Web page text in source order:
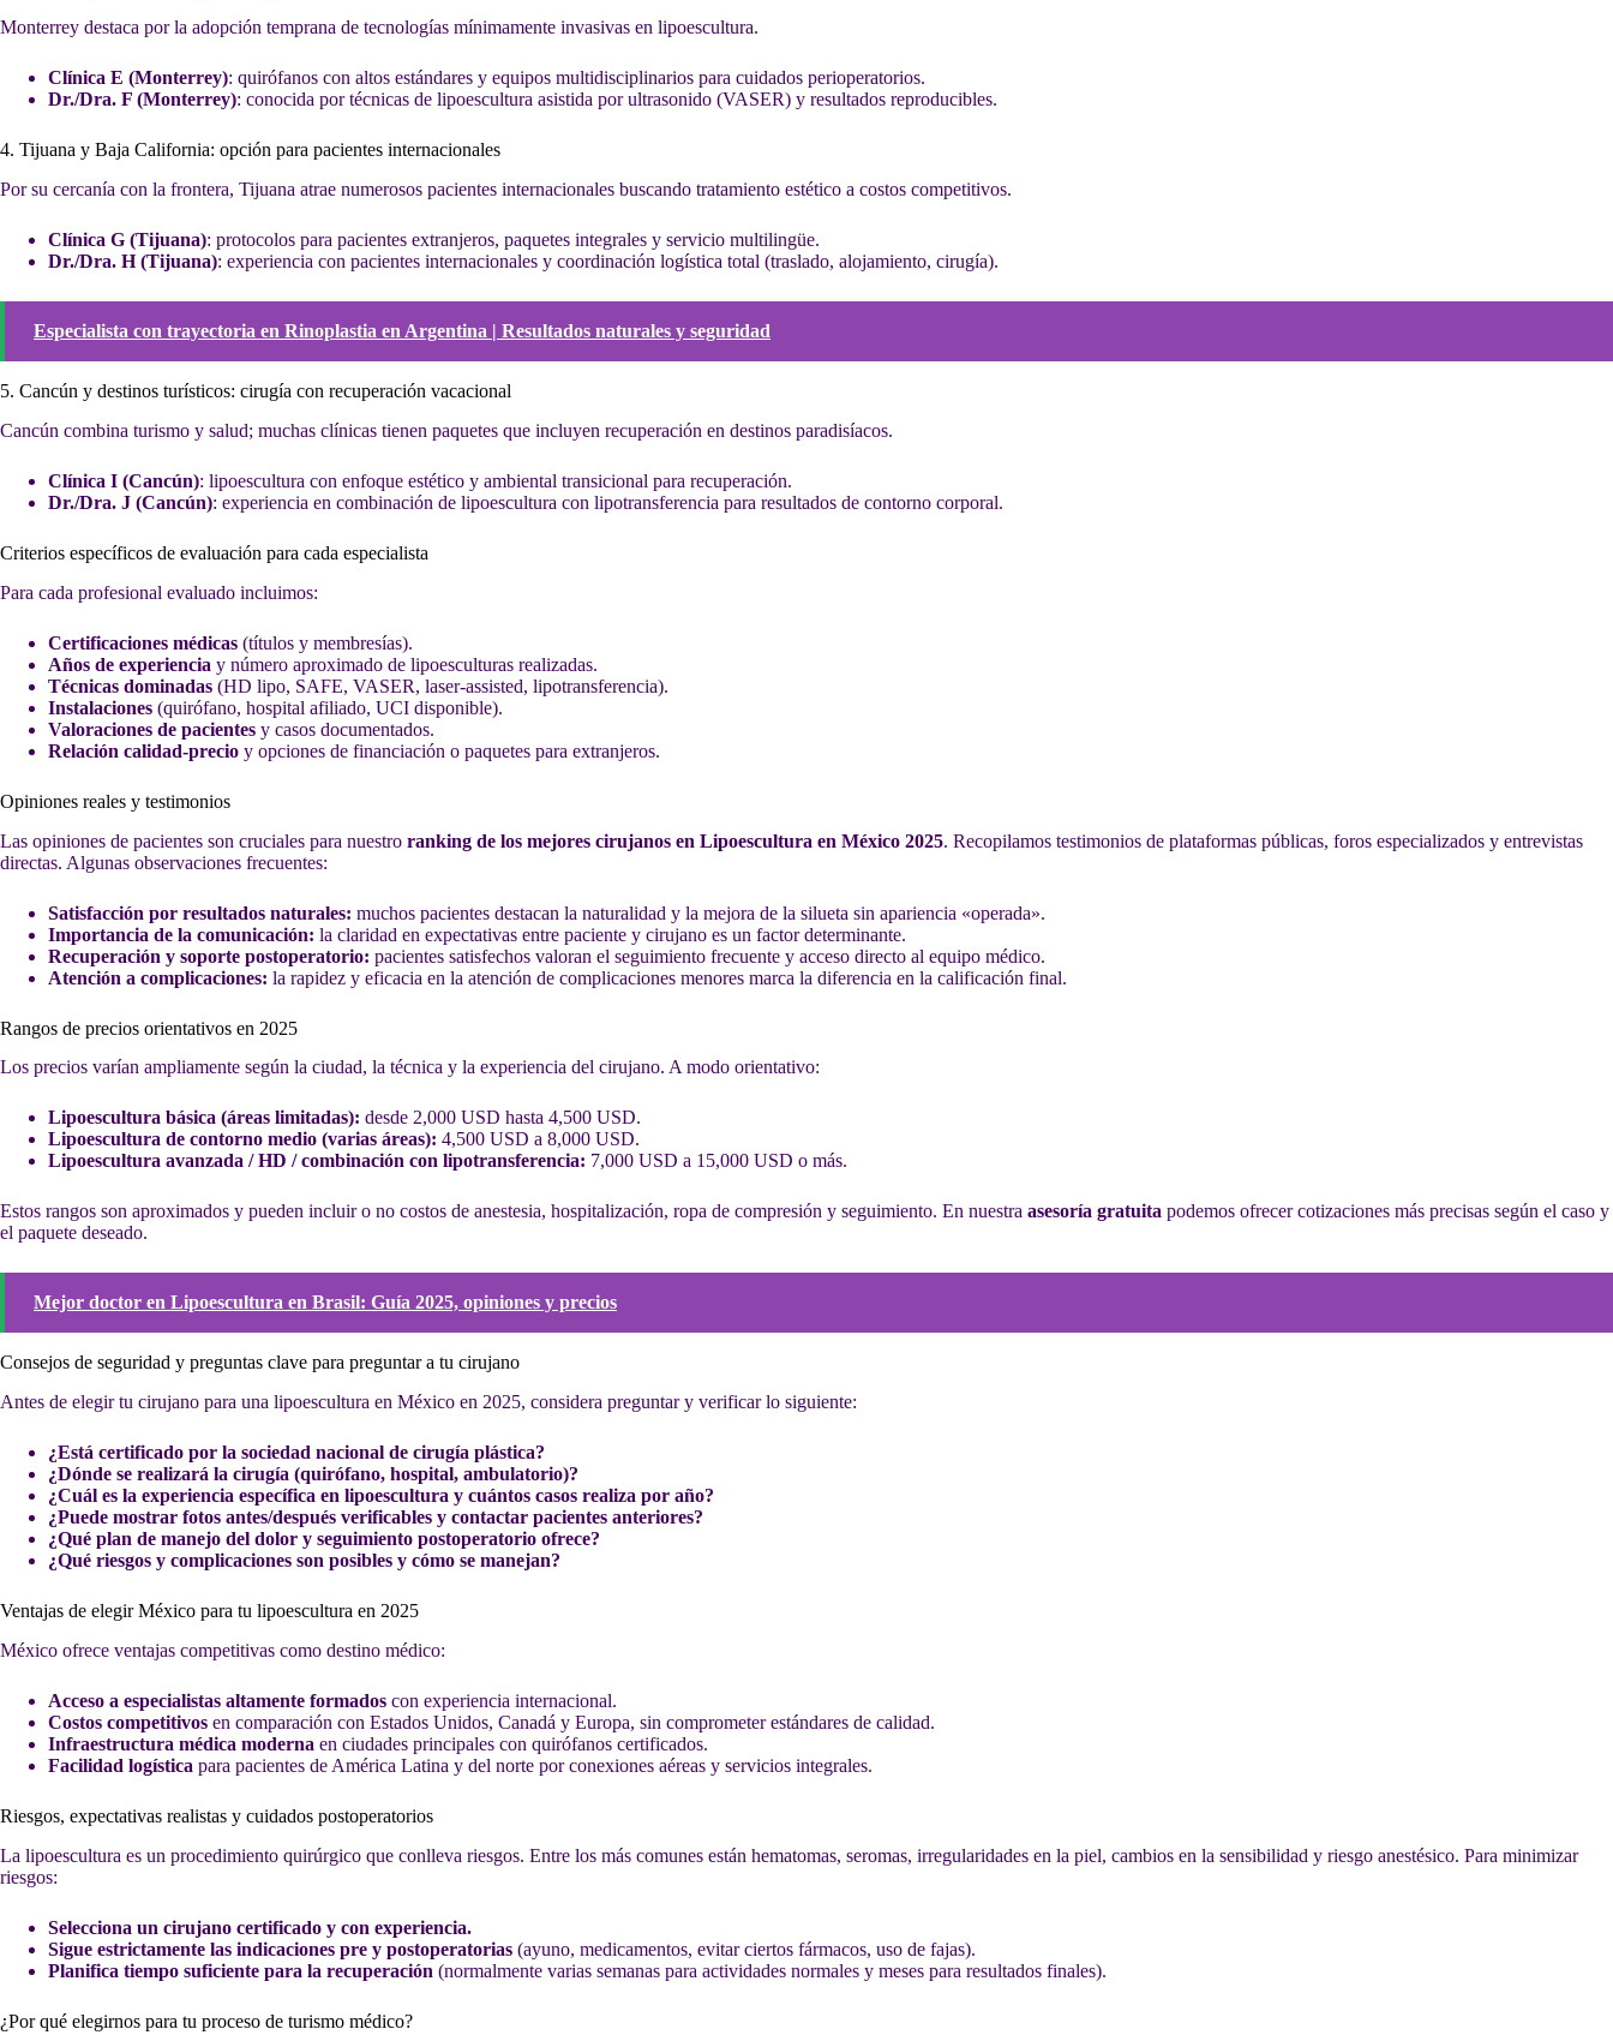
Monterrey destaca por la adopción temprana de tecnologías mínimamente invasivas en lipoescultura.
Clínica E (Monterrey): quirófanos con altos estándares y equipos multidisciplinarios para cuidados perioperatorios.
Dr./Dra. F (Monterrey): conocida por técnicas de lipoescultura asistida por ultrasonido (VASER) y resultados reproducibles.
4. Tijuana y Baja California: opción para pacientes internacionales
Por su cercanía con la frontera, Tijuana atrae numerosos pacientes internacionales buscando tratamiento estético a costos competitivos.
Clínica G (Tijuana): protocolos para pacientes extranjeros, paquetes integrales y servicio multilingüe.
Dr./Dra. H (Tijuana): experiencia con pacientes internacionales y coordinación logística total (traslado, alojamiento, cirugía).
Especialista con trayectoria en Rinoplastia en Argentina | Resultados naturales y seguridad
5. Cancún y destinos turísticos: cirugía con recuperación vacacional
Cancún combina turismo y salud; muchas clínicas tienen paquetes que incluyen recuperación en destinos paradisíacos.
Clínica I (Cancún): lipoescultura con enfoque estético y ambiental transicional para recuperación.
Dr./Dra. J (Cancún): experiencia en combinación de lipoescultura con lipotransferencia para resultados de contorno corporal.
Criterios específicos de evaluación para cada especialista
Para cada profesional evaluado incluimos:
Certificaciones médicas (títulos y membresías).
Años de experiencia y número aproximado de lipoesculturas realizadas.
Técnicas dominadas (HD lipo, SAFE, VASER, laser-assisted, lipotransferencia).
Instalaciones (quirófano, hospital afiliado, UCI disponible).
Valoraciones de pacientes y casos documentados.
Relación calidad-precio y opciones de financiación o paquetes para extranjeros.
Opiniones reales y testimonios
Las opiniones de pacientes son cruciales para nuestro ranking de los mejores cirujanos en Lipoescultura en México 2025. Recopilamos testimonios de plataformas públicas, foros especializados y entrevistas
directas. Algunas observaciones frecuentes:
Satisfacción por resultados naturales: muchos pacientes destacan la naturalidad y la mejora de la silueta sin apariencia «operada».
Importancia de la comunicación: la claridad en expectativas entre paciente y cirujano es un factor determinante.
Recuperación y soporte postoperatorio: pacientes satisfechos valoran el seguimiento frecuente y acceso directo al equipo médico.
Atención a complicaciones: la rapidez y eficacia en la atención de complicaciones menores marca la diferencia en la calificación final.
Rangos de precios orientativos en 2025
Los precios varían ampliamente según la ciudad, la técnica y la experiencia del cirujano. A modo orientativo:
Lipoescultura básica (áreas limitadas): desde 2,000 USD hasta 4,500 USD.
Lipoescultura de contorno medio (varias áreas): 4,500 USD a 8,000 USD.
Lipoescultura avanzada / HD / combinación con lipotransferencia: 7,000 USD a 15,000 USD o más.
Estos rangos son aproximados y pueden incluir o no costos de anestesia, hospitalización, ropa de compresión y seguimiento. En nuestra asesoría gratuita podemos ofrecer cotizaciones más precisas según el caso y
el paquete deseado.
Mejor doctor en Lipoescultura en Brasil: Guía 2025, opiniones y precios
Consejos de seguridad y preguntas clave para preguntar a tu cirujano
Antes de elegir tu cirujano para una lipoescultura en México en 2025, considera preguntar y verificar lo siguiente:
¿Está certificado por la sociedad nacional de cirugía plástica?
¿Dónde se realizará la cirugía (quirófano, hospital, ambulatorio)?
¿Cuál es la experiencia específica en lipoescultura y cuántos casos realiza por año?
¿Puede mostrar fotos antes/después verificables y contactar pacientes anteriores?
¿Qué plan de manejo del dolor y seguimiento postoperatorio ofrece?
¿Qué riesgos y complicaciones son posibles y cómo se manejan?
Ventajas de elegir México para tu lipoescultura en 2025
México ofrece ventajas competitivas como destino médico:
Acceso a especialistas altamente formados con experiencia internacional.
Costos competitivos en comparación con Estados Unidos, Canadá y Europa, sin comprometer estándares de calidad.
Infraestructura médica moderna en ciudades principales con quirófanos certificados.
Facilidad logística para pacientes de América Latina y del norte por conexiones aéreas y servicios integrales.
Riesgos, expectativas realistas y cuidados postoperatorios
La lipoescultura es un procedimiento quirúrgico que conlleva riesgos. Entre los más comunes están hematomas, seromas, irregularidades en la piel, cambios en la sensibilidad y riesgo anestésico. Para minimizar
riesgos:
Selecciona un cirujano certificado y con experiencia.
Sigue estrictamente las indicaciones pre y postoperatorias (ayuno, medicamentos, evitar ciertos fármacos, uso de fajas).
Planifica tiempo suficiente para la recuperación (normalmente varias semanas para actividades normales y meses para resultados finales).
¿Por qué elegirnos para tu proceso de turismo médico?